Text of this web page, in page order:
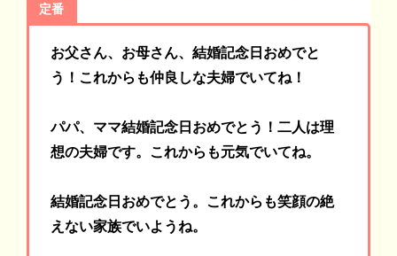
定番
お父さん、お母さん、結婚記念日おめでと
う！これからも仲良しな夫婦でいてね！
パパ、ママ結婚記念日おめでとう！二人は理
想の夫婦です。これからも元気でいてね。
結婚記念日おめでとう。これからも笑顔の絶
えない家族でいようね。